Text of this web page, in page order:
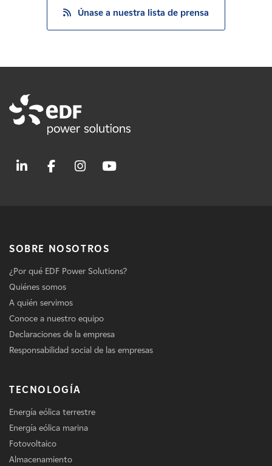
Únase a nuestra lista de prensa
SOBRE NOSOTROS
¿Por qué EDF Power Solutions?
Quiénes somos
A quién servimos
Conoce a nuestro equipo
Declaraciones de la empresa
Responsabilidad social de las empresas
TECNOLOGÍA
Energía eólica terrestre
Energía eólica marina
Fotovoltaico
Almacenamiento